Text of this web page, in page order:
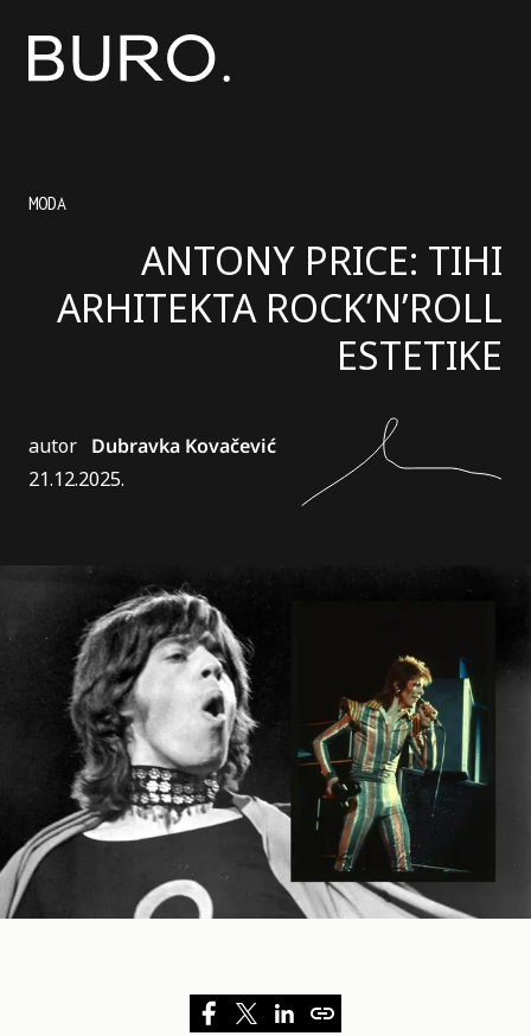
MODA
ANTONY PRICE: TIHI
ARHITEKTA ROCK’N’ROLL
ESTETIKE
autor Dubravka Kovačević
21.12.2025.